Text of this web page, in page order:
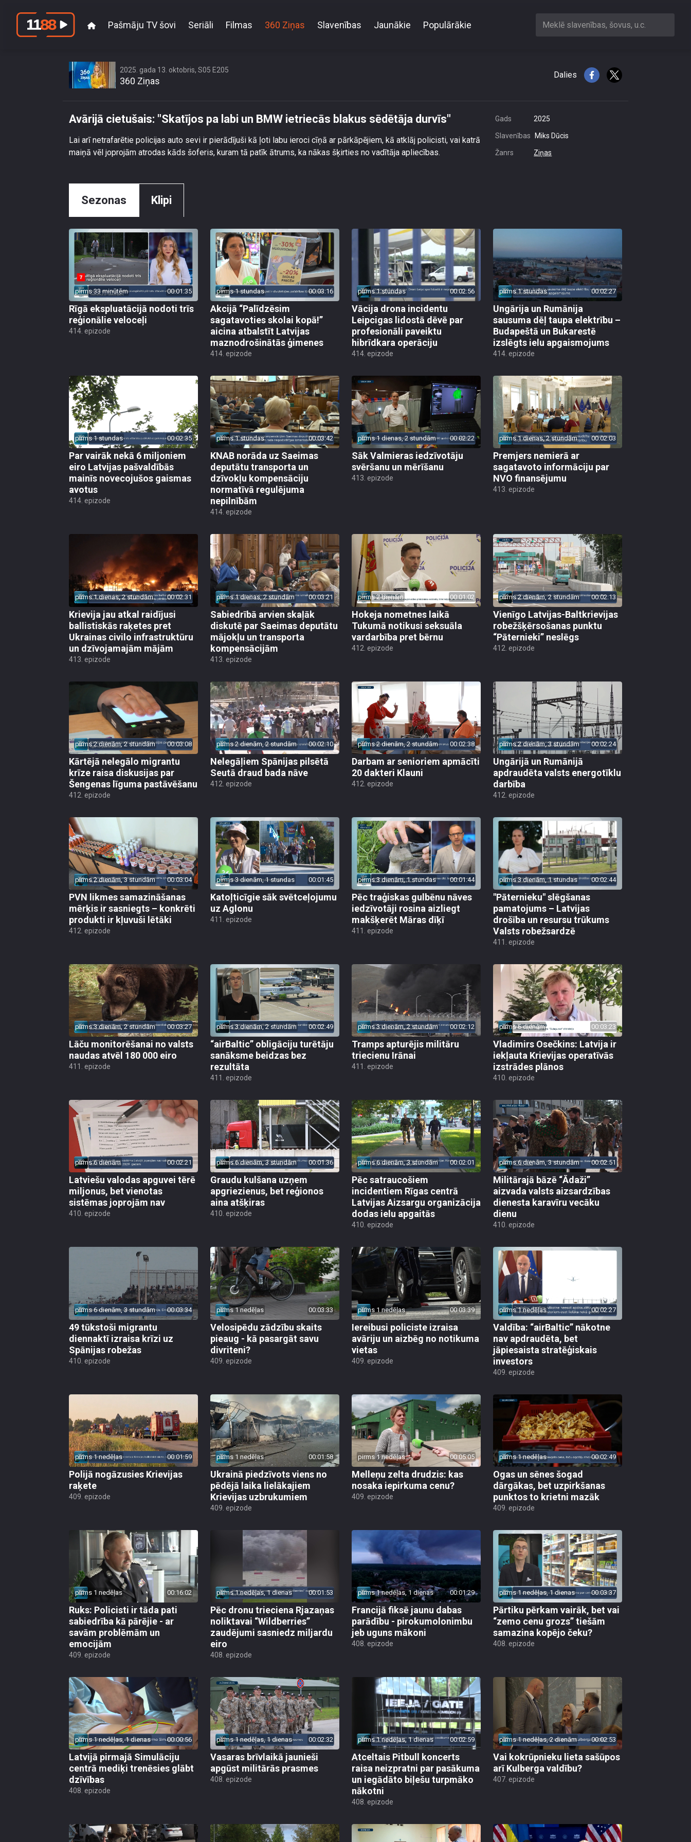
Pašmāju TV šovi Seriāli Filmas 360 Ziņas Slavenības Jaunākie Populārākie Meklē slavenības, šovus, u.c.
2025. gada 13. oktobris, S05 E205
360 Ziņas
Dalies
Avārijā cietušais: "Skatījos pa labi un BMW ietriecās blakus sēdētāja durvīs"
Lai arī netrafarētie policijas auto sevi ir pierādījuši kā ļoti labu ieroci cīņā ar pārkāpējiem, kā atklāj policisti, vai katrā
maiņā vēl joprojām atrodas kāds šoferis, kuram tā patīk ātrums, ka nākas šķirties no vadītāja apliecības.
Gads 2025
Slavenības Miks Dūcis
Žanrs Ziņas
Sezonas Klipi
pirms 33 minūtēm 00:01:35
Rīgā ekspluatācijā nodoti trīs
reģionālie veloceļi
414. epizode
pirms 1 stundas 00:03:16
Akcijā “Palīdzēsim
sagatavoties skolai kopā!”
aicina atbalstīt Latvijas
maznodrošinātās ģimenes
414. epizode
pirms 1 stundas 00:02:56
Vācija drona incidentu
Leipcigas lidostā dēvē par
profesionāli paveiktu
hibrīdkara operāciju
414. epizode
pirms 1 stundas 00:02:27
Ungārija un Rumānija
sausuma dēļ taupa elektrību –
Budapeštā un Bukarestē
izslēgts ielu apgaismojums
414. epizode
pirms 1 stundas 00:02:35
Par vairāk nekā 6 miljoniem
eiro Latvijas pašvaldībās
mainīs novecojušos gaismas
avotus
414. epizode
pirms 1 stundas 00:03:42
KNAB norāda uz Saeimas
deputātu transporta un
dzīvokļu kompensāciju
normatīvā regulējuma
nepilnībām
414. epizode
pirms 1 dienas, 2 stundām 00:02:22
Sāk Valmieras iedzīvotāju
svēršanu un mērīšanu
413. epizode
pirms 1 dienas, 2 stundām 00:02:03
Premjers nemierā ar
sagatavoto informāciju par
NVO finansējumu
413. epizode
pirms 1 dienas, 2 stundām 00:02:31
Krievija jau atkal raidījusi
ballistiskās raķetes pret
Ukrainas civilo infrastruktūru
un dzīvojamajām mājām
413. epizode
pirms 1 dienas, 2 stundām 00:03:21
Sabiedrībā arvien skaļāk
diskutē par Saeimas deputātu
mājokļu un transporta
kompensācijām
413. epizode
pirms 2 dienām 00:01:02
Hokeja nometnes laikā
Tukumā notikusi seksuāla
vardarbība pret bērnu
412. epizode
pirms 2 dienām, 2 stundām 00:02:13
Vienīgo Latvijas-Baltkrievijas
robežšķērsošanas punktu
“Pāternieki” neslēgs
412. epizode
pirms 2 dienām, 2 stundām 00:03:08
Kārtējā nelegālo migrantu
krīze raisa diskusijas par
Šengenas līguma pastāvēšanu
412. epizode
pirms 2 dienām, 2 stundām 00:02:10
Nelegāļiem Spānijas pilsētā
Seutā draud bada nāve
412. epizode
pirms 2 dienām, 2 stundām 00:02:38
Darbam ar senioriem apmācīti
20 dakteri Klauni
412. epizode
pirms 2 dienām, 3 stundām 00:02:24
Ungārijā un Rumānijā
apdraudēta valsts energotīklu
darbība
412. epizode
pirms 2 dienām, 3 stundām 00:03:04
PVN likmes samazināšanas
mērķis ir sasniegts – konkrēti
produkti ir kļuvuši lētāki
412. epizode
pirms 3 dienām, 1 stundas 00:01:45
Katoļticīgie sāk svētceļojumu
uz Aglonu
411. epizode
pirms 3 dienām, 1 stundas 00:01:44
Pēc traģiskas gulbēnu nāves
iedzīvotāji rosina aizliegt
makšķerēt Māras dīķī
411. epizode
pirms 3 dienām, 1 stundas 00:02:44
"Pāternieku" slēgšanas
pamatojums – Latvijas
drošība un resursu trūkums
Valsts robežsardzē
411. epizode
pirms 3 dienām, 2 stundām 00:03:27
Lāču monitorēšanai no valsts
naudas atvēl 180 000 eiro
411. epizode
pirms 3 dienām, 2 stundām 00:02:49
“airBaltic” obligāciju turētāju
sanāksme beidzas bez
rezultāta
411. epizode
pirms 3 dienām, 2 stundām 00:02:12
Tramps apturējis militāru
triecienu Irānai
411. epizode
pirms 6 dienām 00:03:23
Vladimirs Osečkins: Latvija ir
iekļauta Krievijas operatīvās
izstrādes plānos
410. epizode
pirms 6 dienām 00:02:21
Latviešu valodas apguvei tērē
miljonus, bet vienotas
sistēmas joprojām nav
410. epizode
pirms 6 dienām, 3 stundām 00:01:36
Graudu kulšana uzņem
apgriezienus, bet reģionos
aina atšķiras
410. epizode
pirms 6 dienām, 3 stundām 00:02:01
Pēc satraucošiem
incidentiem Rīgas centrā
Latvijas Aizsargu organizācija
dodas ielu apgaitās
410. epizode
pirms 6 dienām, 3 stundām 00:02:51
Militārajā bāzē “Ādaži”
aizvada valsts aizsardzības
dienesta karavīru vecāku
dienu
410. epizode
pirms 6 dienām, 3 stundām 00:03:34
49 tūkstoši migrantu
diennaktī izraisa krīzi uz
Spānijas robežas
410. epizode
pirms 1 nedēļas 00:03:33
Velosipēdu zādzību skaits
pieaug - kā pasargāt savu
divriteni?
409. epizode
pirms 1 nedēļas 00:03:39
Iereibusi policiste izraisa
avāriju un aizbēg no notikuma
vietas
409. epizode
pirms 1 nedēļas 00:02:27
Valdība: “airBaltic” nākotne
nav apdraudēta, bet
jāpiesaista stratēģiskais
investors
409. epizode
pirms 1 nedēļas 00:01:59
Polijā nogāzusies Krievijas
raķete
409. epizode
pirms 1 nedēļas 00:01:58
Ukrainā piedzīvots viens no
pēdējā laika lielākajiem
Krievijas uzbrukumiem
409. epizode
pirms 1 nedēļas 00:05:05
Melleņu zelta drudzis: kas
nosaka iepirkuma cenu?
409. epizode
pirms 1 nedēļas 00:02:49
Ogas un sēnes šogad
dārgākas, bet uzpirkšanas
punktos to krietni mazāk
409. epizode
pirms 1 nedēļas 00:16:02
Ruks: Policisti ir tāda pati
sabiedrība kā pārējie - ar
savām problēmām un
emocijām
409. epizode
pirms 1 nedēļas, 1 dienas 00:01:53
Pēc dronu trieciena Rjazaņas
noliktavai “Wildberries”
zaudējumi sasniedz miljardu
eiro
408. epizode
pirms 1 nedēļas, 1 dienas 00:01:29
Francijā fiksē jaunu dabas
parādību - pirokumolonimbu
jeb uguns mākoni
408. epizode
pirms 1 nedēļas, 1 dienas 00:03:37
Pārtiku pērkam vairāk, bet vai
“zemo cenu grozs” tiešām
samazina kopējo čeku?
408. epizode
pirms 1 nedēļas, 1 dienas 00:00:56
Latvijā pirmajā Simulāciju
centrā mediķi trenēsies glābt
dzīvības
408. epizode
pirms 1 nedēļas, 1 dienas 00:02:32
Vasaras brīvlaikā jaunieši
apgūst militārās prasmes
408. epizode
pirms 1 nedēļas, 1 dienas 00:02:59
Atceltais Pitbull koncerts
raisa neizpratni par pasākuma
un iegādāto biļešu turpmāko
nākotni
408. epizode
pirms 1 nedēļas, 2 dienām 00:02:53
Vai kokrūpnieku lieta sašūpos
arī Kulberga valdību?
407. epizode